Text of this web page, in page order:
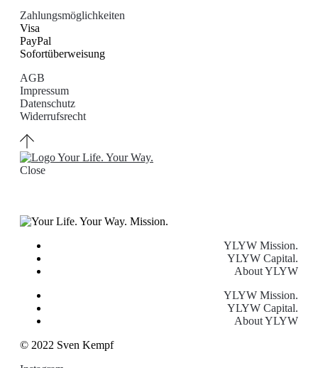
Zahlungsmöglichkeiten
Visa
PayPal
Sofortüberweisung
AGB
Impressum
Datenschutz
Widerrufsrecht
Close
YLYW Mission.
YLYW Capital.
About YLYW
YLYW Mission.
YLYW Capital.
About YLYW
© 2022 Sven Kempf